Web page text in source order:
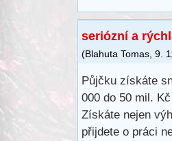
seriózní a
(Blahuta Tomas 9.
Půjčku získáte
000 do 50 mil.
Získáte nejen
přijdete o práci